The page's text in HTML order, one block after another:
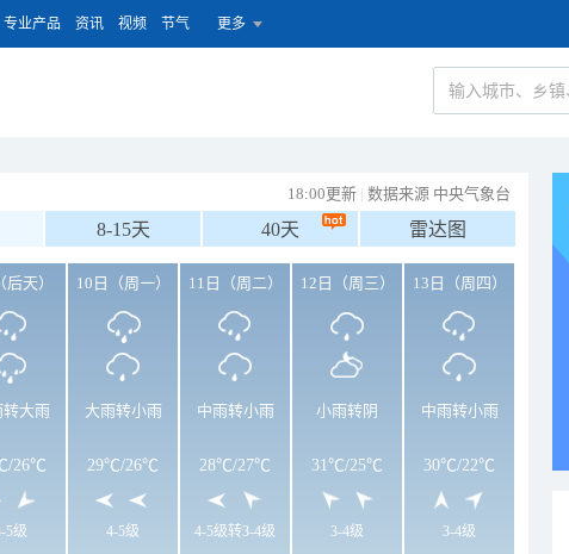
专业产品 资讯 视频 节气 更多
18:00更新 | 数据来源 中央气象台
8-15天 40天 雷达图
天）
转大雨
/26℃
5级
10日（周一）
大雨转小雨
29℃/26℃
4-5级
11日（周二）
中雨转小雨
28℃/27℃
4-5级转3-4级
12日（周三）
小雨转阴
31℃/25℃
3-4级
13日（周四）
中雨转小雨
30℃/22℃
3-4级